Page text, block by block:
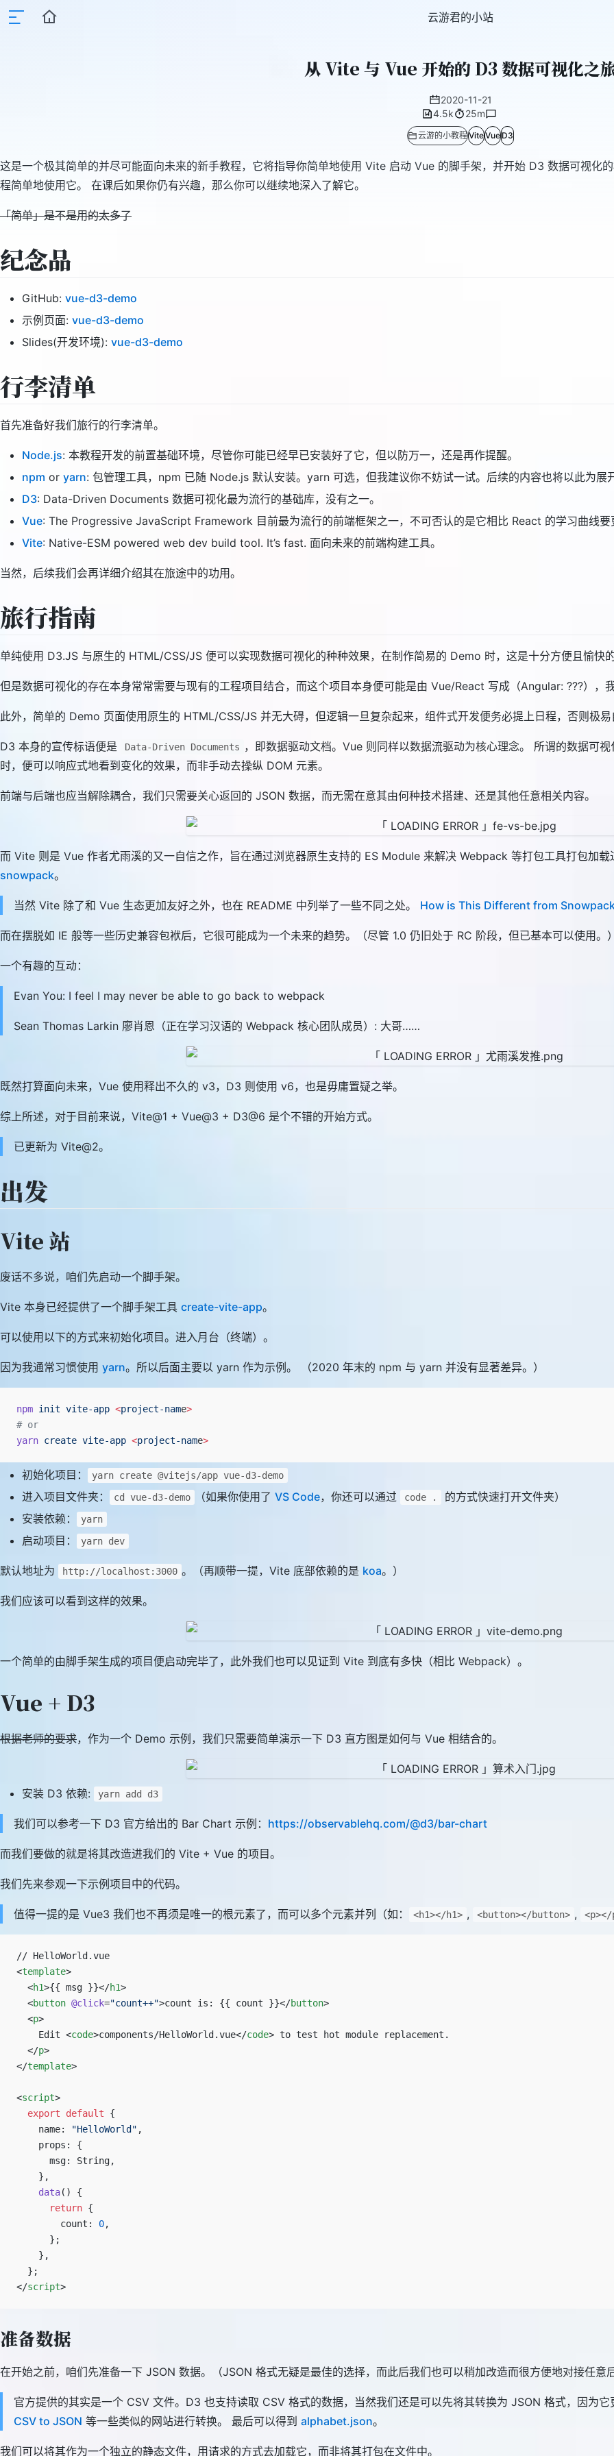
云游君的小站
从 Vite 与 Vue 开始的 D3 数据可视化之
2020-11-21
4.5k
25m
云游的小教程ViteVue D3
这是一个极其简单的并尽可能面向未来的新手教程，它将指导你简单地使用 Vite 启动 Vue 的脚手架，并开始 D3 数据可视化
程简单地使用它。 在课后如果你仍有兴趣，那么你可以继续地深入了解它。
「简单」是不是用的太多了
纪念品
GitHub: vue-d3-demo
示例页面: vue-d3-demo
Slides(开发环境): vue-d3-demo
行李清单
首先准备好我们旅行的行李清单。
Node.js: 本教程开发的前置基础环境，尽管你可能已经早已安装好了它，但以防万一，还是再作提醒。
npm or yarn: 包管理工具，npm 已随 Node.js 默认安装。yarn 可选，但我建议你不妨试一试。后续的内容也将以此为
D3: Data-Driven Documents 数据可视化最为流行的基础库，没有之一。
Vue: The Progressive JavaScript Framework 目前最为流行的前端框架之一，不可否认的是它相比 React 的学习曲线要
Vite: Native-ESM powered web dev build tool. It’s fast. 面向未来的前端构建工具。
当然，后续我们会再详细介绍其在旅途中的功用。
旅行指南
单纯使用 D3.JS 与原生的 HTML/CSS/JS 便可以实现数据可视化的种种效果，在制作简易的 Demo 时，这是十分方便且愉快
但是数据可视化的存在本身常常需要与现有的工程项目结合，而这个项目本身便可能是由 Vue/React 写成（Angular: ???），
此外，简单的 Demo 页面使用原生的 HTML/CSS/JS 并无大碍，但逻辑一旦复杂起来，组件式开发便务必提上日程，否则极
D3 本身的宣传标语便是 Data-Driven Documents ，即数据驱动文档。Vue 则同样以数据流驱动为核心理念。 所谓的数据可
时，便可以响应式地看到变化的效果，而非手动去操纵 DOM 元素。
前端与后端也应当解除耦合，我们只需要关心返回的 JSON 数据，而无需在意其由何种技术搭建、还是其他任意相关内容。
而 Vite 则是 Vue 作者尤雨溪的又一自信之作，旨在通过浏览器原生支持的 ES Module 来解决 Webpack 等打包工具打包加
snowpack。
当然 Vite 除了和 Vue 生态更加友好之外，也在 README 中列举了一些不同之处。 How is This Different from
而在摆脱如 IE 般等一些历史兼容包袱后，它很可能成为一个未来的趋势。（尽管 1.0 仍旧处于 RC 阶段，但已基本可以使用。
一个有趣的互动：
Evan You: I feel I may never be able to go back to webpack
Sean Thomas Larkin 廖肖恩（正在学习汉语的 Webpack 核心团队成员）: 大哥……
既然打算面向未来，Vue 使用释出不久的 v3，D3 则使用 v6，也是毋庸置疑之举。
综上所述，对于目前来说，Vite@1 + Vue@3 + D3@6 是个不错的开始方式。
已更新为 Vite@2。
出发
Vite 站
废话不多说，咱们先启动一个脚手架。
Vite 本身已经提供了一个脚手架工具 create-vite-app。
可以使用以下的方式来初始化项目。进入月台（终端）。
因为我通常习惯使用 yarn。所以后面主要以 yarn 作为示例。 （2020 年末的 npm 与 yarn 并没有显著差异。）
npm init vite-app <project-name>
# or
yarn create vite-app <project-name>
初始化项目： yarn create @vitejs/app vue-d3-demo
进入项目文件夹： cd vue-d3-demo （如果你使用了 VS Code，你还可以通过 code .
的方式快速打开文件夹）
安装依赖：
yarn
启动项目： yarn dev
默认地址为 http://localhost:3000 。（再顺带一提，Vite 底部依赖的是 koa。）
我们应该可以看到这样的效果。
一个简单的由脚手架生成的项目便启动完毕了，此外我们也可以见证到 Vite 到底有多快（相比 Webpack）。
Vue + D3
根据老师的要求，作为一个 Demo 示例，我们只需要简单演示一下 D3 直方图是如何与 Vue 相结合的。
安装 D3 依赖: yarn add d3
我们可以参考一下 D3 官方给出的 Bar Chart 示例： https://observablehq.com/@d3/bar-chart
而我们要做的就是将其改造进我们的 Vite + Vue 的项目。
我们先来参观一下示例项目中的代码。
值得一提的是 Vue3 我们也不再须是唯一的根元素了，而可以多个元素并列（如： <h1></h1> , <button></button> , <p></
// HelloWorld.vue
<template>
  <
h1>{{ msg }}</h1>
  <
button @click="count++">count is: {{ count }}</button>
  <
p>
    Edit <
code>components/HelloWorld.vue</code> to test hot module replacement.
  </
p>
</template>
<script>
  export
default {
    name:
"HelloWorld" ,
    props: {
      msg: String,
    },
    data
() {
      return
{
        count:
0,
      };
    },
  };
</script>
准备数据
在开始之前，咱们先准备一下 JSON 数据。（JSON 格式无疑是最佳的选择，而此后我们也可以稍加改造而很方便地对接任意
官方提供的其实是一个 CSV 文件。D3 也支持读取 CSV 格式的数据，当然我们还是可以先将其转换为 JSON 格式，因为
CSV to JSON 等一些类似的网站进行转换。 最后可以得到 alphabet.json。
我们可以将其作为一个独立的静态文件，用请求的方式去加载它，而非将其打包在文件中。